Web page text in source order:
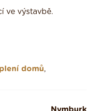
ve výstavbě.
domů,